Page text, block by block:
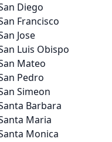
Diego
Francisco
Jose
Luis Obispo
Mateo
Pedro
Simeon
Barbara
Maria
Monica